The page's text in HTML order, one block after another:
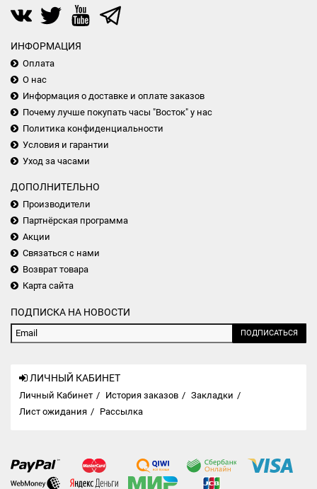
ИНФОРМАЦИЯ
Оплата
О нас
Информация о доставке и оплате заказов
Почему лучше покупать часы "Восток" у нас
Политика конфиденциальности
Условия и гарантии
Уход за часами
ДОПОЛНИТЕЛЬНО
Производители
Партнёрская программа
Акции
Связаться с нами
Возврат товара
Карта сайта
ПОДПИСКА НА НОВОСТИ
ПОДПИСАТЬСЯ
ЛИЧНЫЙ КАБИНЕТ
Личный Кабинет История заказов
Закладки
Лист ожидания
Рассылка